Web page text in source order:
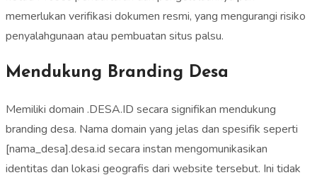
memerlukan verifikasi dokumen resmi, yang mengurangi risiko
penyalahgunaan atau pembuatan situs palsu.
Mendukung Branding Desa
Memiliki domain .DESA.ID secara signifikan mendukung
branding desa. Nama domain yang jelas dan spesifik seperti
[nama_desa].desa.id secara instan mengomunikasikan
identitas dan lokasi geografis dari website tersebut. Ini tidak